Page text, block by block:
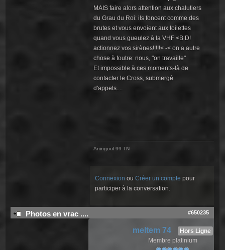
MAIS faire alors attention aux chalutiers
du Grau du Roi: ils foncent comme des
brutes et vous envoient aux toilettes
quand vous gueulez à la VHF <B D!
actionnez vos sirènes!!!!!< -< on a autre
chose à foutre: nous, "on travaille"
Et impossible à ces moments-là de
contacter le Cross, submergé
d'appels....
Aningoul 99 TN
Connexion ouCréer un compte pour
participer à la conversation.
Photos en vrac .... #650235
meltem 74
Hors Ligne
Membre platinium